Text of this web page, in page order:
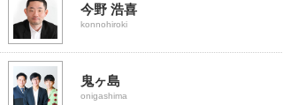
今野 浩喜
konnohiroki
鬼ヶ島
onigashima